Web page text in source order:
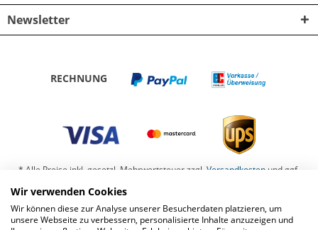
Newsletter
RECHNUNG
* Alle Preise inkl. gesetzl. Mehrwertsteuer zzgl. Versandkosten und ggf.
Nachnahmegebühren, wenn nicht anders beschrieben
Barrierefreiheit Kontaktformular Datenschutz
Wir verwenden Cookies
Wir können diese zur Analyse unserer Besucherdaten platzieren, um
unsere Webseite zu verbessern, personalisierte Inhalte anzuzeigen und